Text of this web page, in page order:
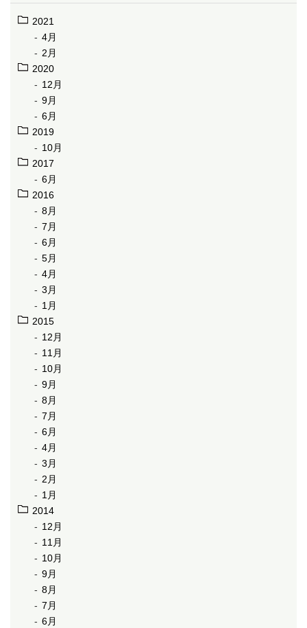
2021
4月
2月
2020
12月
9月
6月
2019
10月
2017
6月
2016
8月
7月
6月
5月
4月
3月
1月
2015
12月
11月
10月
9月
8月
7月
6月
4月
3月
2月
1月
2014
12月
11月
10月
9月
8月
7月
6月